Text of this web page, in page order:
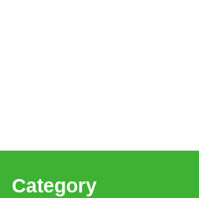
Category